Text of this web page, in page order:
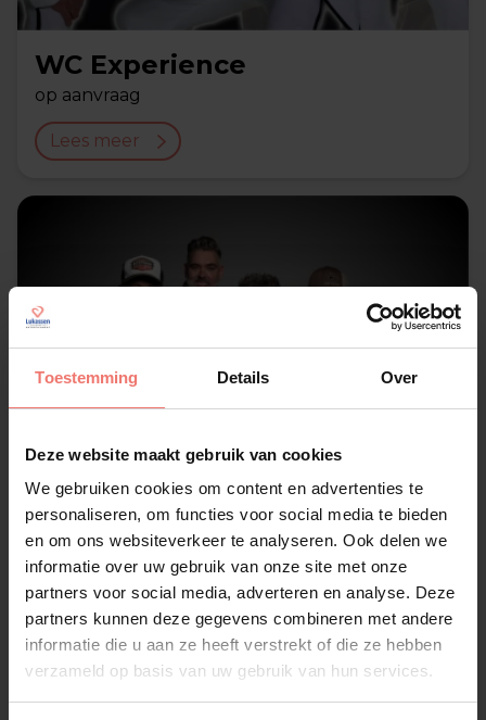
Toestemming Details Over
Deze website maakt gebruik van cookies
We gebruiken cookies om content en advertenties te
personaliseren, om functies voor social media te bieden
en om ons websiteverkeer te analyseren. Ook delen we
informatie over uw gebruik van onze site met onze
partners voor social media, adverteren en analyse. Deze
partners kunnen deze gegevens combineren met andere
informatie die u aan ze heeft verstrekt of die ze hebben
verzameld op basis van uw gebruik van hun services.
WC Experience
op aanvraag
Lees meer
Mooi Wark